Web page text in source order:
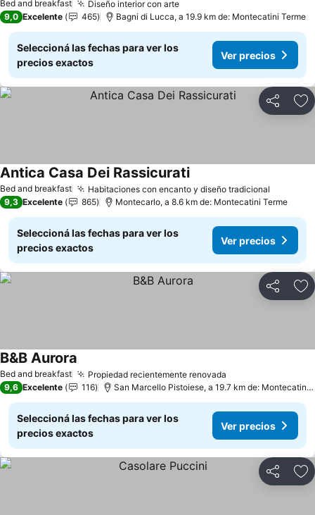
Bed and breakfast Diseño interior con arteVer precios
9,0 Excelente 465 Bagni di Lucca, a 19.9 km de: Montecatini Terme
Seleccioná las fechas para ver los
precios exactos
Ver precios
Compartir
Bed and breakfast Habitaciones con encanto y diseño tradicional
Antica Casa Dei RassicuratiVer precios
9,3 Excelente 865 Montecarlo, a 8.6 km de: Montecatini Terme
Seleccioná las fechas para ver los
precios exactos
Ver precios
Compartir
Bed and breakfast Propiedad recientemente renovada
B&B Aurora
9,6 Excelente 116 San Marcello Pistoiese, a 19.7 km de: Montecatini
Seleccioná las fechas para ver los
precios exactos
Ver precios
Compartir